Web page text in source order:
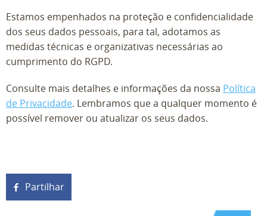
Estamos empenhados na proteção e confidencialidade
dos seus dados pessoais, para tal, adotamos as
medidas técnicas e organizativas necessárias ao
cumprimento do RGPD.
Consulte mais detalhes e informações da nossa Política
de Privacidade. Lembramos que a qualquer momento é
possível remover ou atualizar os seus dados.
Partilhar